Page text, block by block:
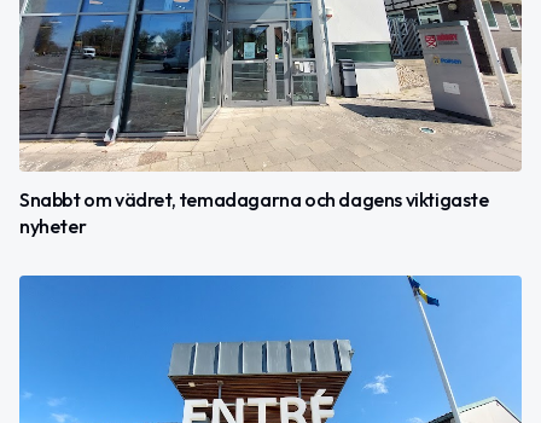
Snabbt om vädret, temadagarna och dagens viktigaste
nyheter